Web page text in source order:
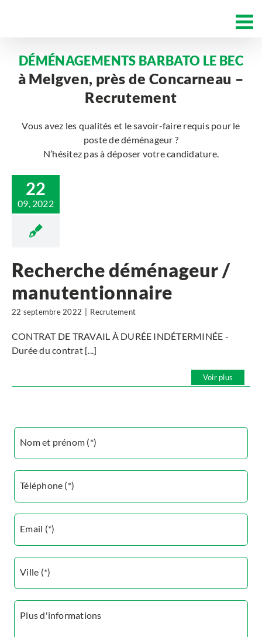
DÉMÉNAGEMENTS BARBATO LE BEC
à Melgven, près de Concarneau –
Recrutement
Vous avez les qualités et le savoir-faire requis pour le
poste de déménageur ?
N’hésitez pas à déposer votre candidature.
22
09, 2022
Recherche déménageur /
manutentionnaire
22 septembre 2022 | Recrutement
CONTRAT DE TRAVAIL À DURÉE INDÉTERMINÉE -
Durée du contrat [...]
Voir plus
Nom et prénom (*)
Téléphone (*)
Email (*)
Ville (*)
Plus d'informations